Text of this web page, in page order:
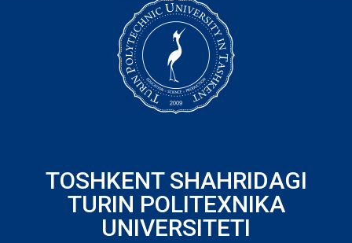
TOSHKENT SHAHRIDAGI
TURIN POLITEXNIKA
UNIVERSITETI